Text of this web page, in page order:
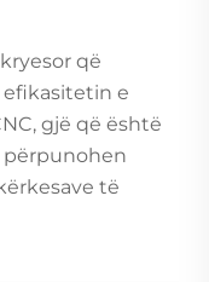
që
e
gjë që është
përpunohen
të